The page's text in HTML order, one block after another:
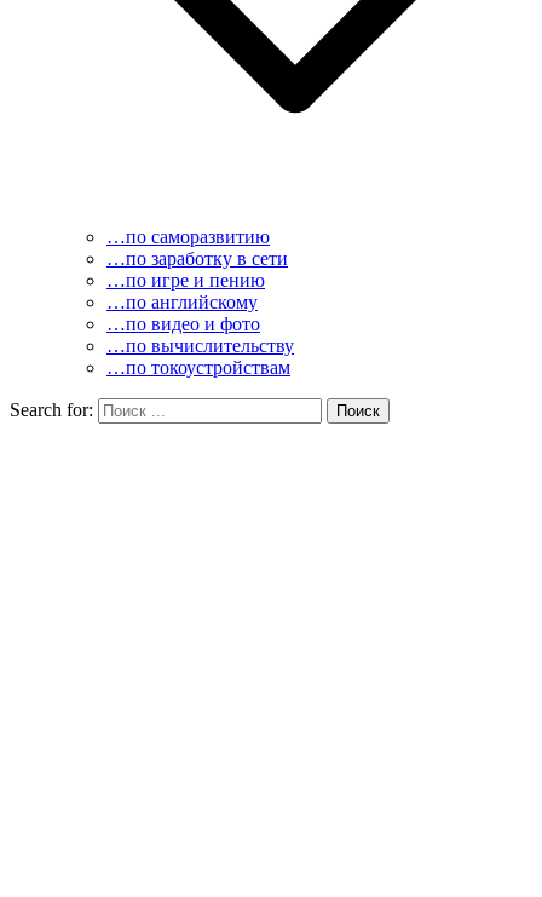
…по саморазвитию
…по заработку в сети
…по игре и пению
…по английскому
…по видео и фото
…по вычислительству
…по токоустройствам
Search for: